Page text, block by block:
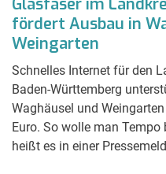
fördert Ausbau in
Weingarten
Schnelles Internet für den
Baden-Württemberg
Waghäusel und
Euro. So wolle man
heißt es in einer